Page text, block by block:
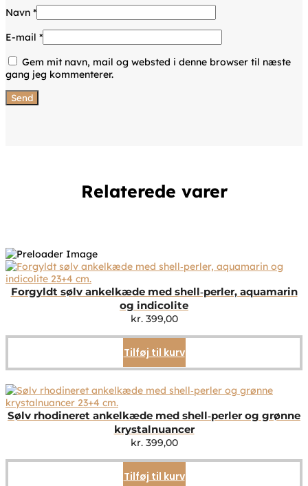
Navn *
E-mail *
Gem mit navn, mail og websted i denne browser til næste
gang jeg kommenterer.
Relaterede varer
Forgyldt sølv ankelkæde med shell‑perler, aquamarin
og indicolite
kr.399,00
Tilføj til kurv
Sølv rhodineret ankelkæde med shell‑perler og grønne
krystalnuancer
kr.399,00
Tilføj til kurv